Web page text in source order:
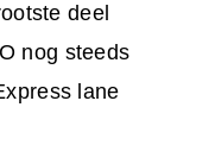
deel
nog steeds
lane